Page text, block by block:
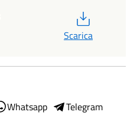
Scarica
Whatsapp
Telegram